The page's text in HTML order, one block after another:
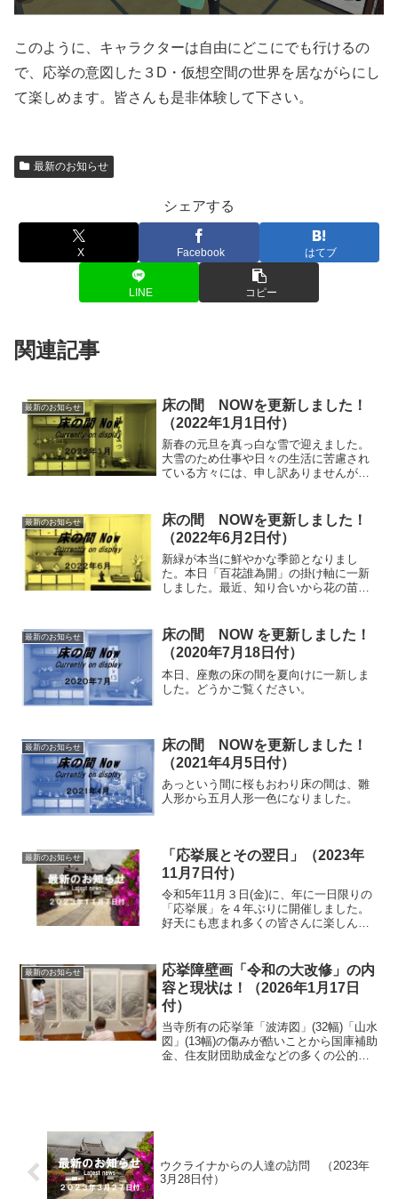
このように、キャラクターは自由にどこにでも行けるの
で、応挙の意図した３D・仮想空間の世界を居ながらにし
て楽しめます。皆さんも是非体験して下さい。
最新のお知らせ
シェアする
X Facebook はてブ
LINE コピー
関連記事
最新のお知らせ
床の間 NOWを更新しました！
（2022年1月1日付）
新春の元旦を真っ白な雪で迎えました。
大雪のため仕事や日々の生活に苦慮され
ている方々には、申し訳ありませんが、
える事ができました。今年も数か月に一
度の更新となると思います...
最新のお知らせ
床の間 NOWを更新しました！
（2022年6月2日付）
新緑が本当に鮮やかな季節となりまし
た。本日「百花誰為開」の掛け軸に一新
しました。最近、知り合いから花の苗を
いのですが何事も経験なので、合わせて
UPしていきたいと思ってい...
最新のお知らせ
床の間 NOW を更新しました！
（2020年7月18日付）
本日、座敷の床の間を夏向けに一新しま
した。どうかご覧ください。
最新のお知らせ
床の間 NOWを更新しました！
（2021年4月5日付）
あっという間に桜もおわり床の間は、雛
人形から五月人形一色になりました。
最新のお知らせ
「応挙展とその翌日」（2023年
11月7日付）
令和5年11月３日(金)に、年に一日限りの
「応挙展」を４年ぶりに開催しました。
好天にも恵まれ多くの皆さんに楽しんで
てみました。この展示は、従来の定説と
なる位置の襖を展開...
最新のお知らせ
応挙障壁画「令和の大改修」の内
容と現状は！（2026年1月17日
付）
当寺所有の応挙筆「波涛図」(32幅)「山水
図」(13幅)の傷みが酷いことから国庫補助
金、住友財団助成金などの多くの公的補
ウクライナからの人達の訪問 （2023年
3月28日付）